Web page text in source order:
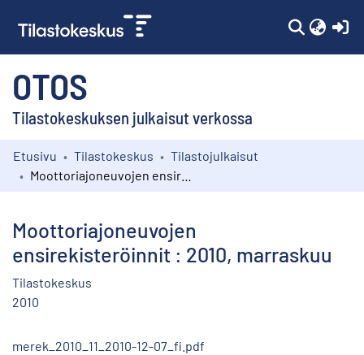
OTOS
Tilastokeskuksen julkaisut verkossa
Kokoelmat
Etusivu Tilastokeskus
Tilastojulkaisut
Moottoriajoneuvojen
ensirekisteröinnit : 2010, marraskuu
Tilastokeskus
2010
merek_2010_11_2010-12-07_fi.pdf